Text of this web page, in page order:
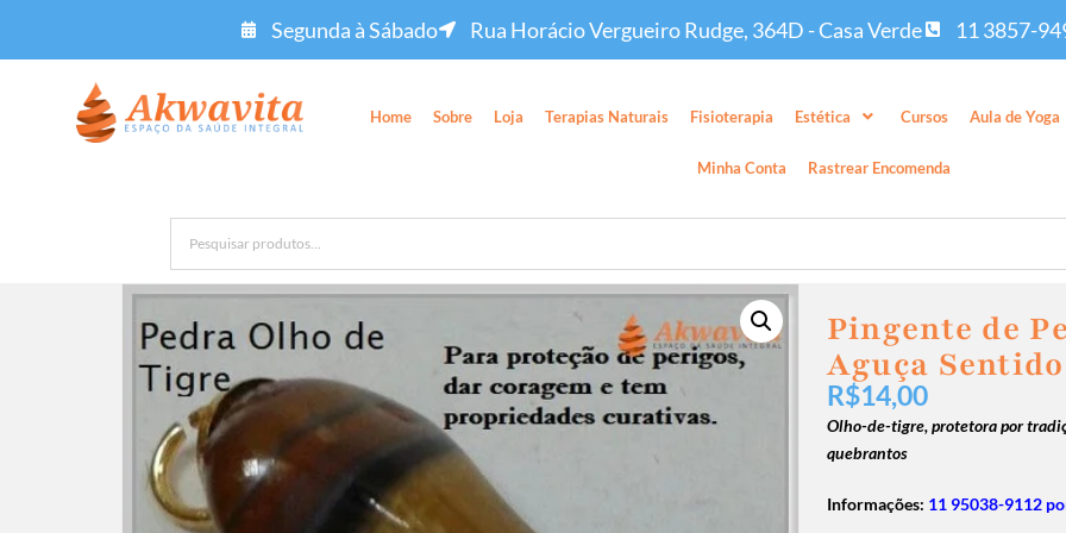
Segunda à Sábado Rua Horácio Vergueiro Rudge, 364D - Casa Verde 11 3857-
Home Sobre Loja Terapias Naturais Fisioterapia Estética Cursos Aula de Yoga
Minha Conta Rastrear Encomenda
Pingente de
Aguça
R$14,00
Olho-de-tigre, protetora por
quebrantos
Informações: 11 95038-9112